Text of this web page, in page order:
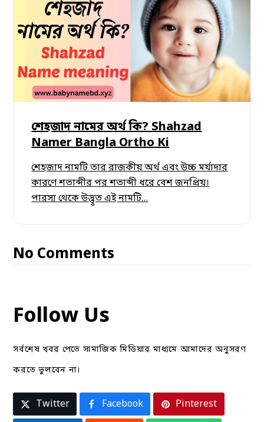
শেহজাদ নামের অর্থ কি? Shahzad
Namer Bangla Ortho Ki
শেহজাদ নামটি তার রাজকীয় অর্থ এবং উচ্চ মর্যাদার
কারণে শতাব্দীর পর শতাব্দী ধরে বেশ জনপ্রিয়।
পারস্য থেকে উদ্ভূত এই নামটি…
No Comments
Follow Us
সর্বশেষ খবর পেতে সামাজিক মিডিয়ার মাধ্যমে আমাদের অনুসরণ
করতে ভুলবেন না।
Twitter Facebook
Pinterest